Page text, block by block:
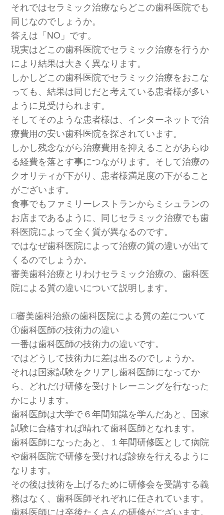
それではセラミック治療ならどこの歯科医院でも
同じなのでしょうか。
答えは「NO」です。
現実はどこの歯科医院でセラミック治療を行うか
により結果は大きく異なります。
しかしどこの歯科医院でセラミック治療をおこな
っても、結果は同じだと考えている患者様が多い
ように見受けられます。
そしてそのような患者様は、インターネットで治
療費用の安い歯科医院を探されています。
しかし残念ながら治療費用を抑えることがあらゆ
る経費を落とす事につながります。そして治療の
クオリティが下がり、患者様満足度の下がること
がございます。
食事でもファミリーレストランからミシュランの
お店まであるように、同じセラミック治療でも歯
科医院によって全く質が異なるのです。
ではなぜ歯科医院によって治療の質の違いが出て
くるのでしょうか。
審美歯科治療とりわけセラミック治療の、歯科医
院による質の違いについて説明します。
⬜︎審美歯科治療の歯科医院による質の差について
①歯科医師の技術力の違い
一番は歯科医師の技術力の違いです。
ではどうして技術力に差は出るのでしょうか。
それは国家試験をクリアし歯科医師になってか
ら、どれだけ研修を受けトレーニングを行なった
かによります。
歯科医師は大学で６年間知識を学んだあと、国家
試験に合格すれば晴れて歯科医師となれます。
歯科医師になったあと、１年間研修医として病院
や歯科医院で研修を受ければ診療を行えるように
なります。
その後は技術を上げるために研修会を受講する義
務はなく、歯科医師それぞれに任されています。
歯科医師には卒後たくさんの研修がございます。